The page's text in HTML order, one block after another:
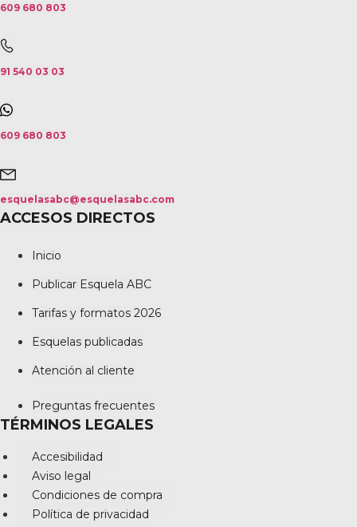
609 680 803
91 540 03 03
609 680 803
esquelasabc@esquelasabc.com
ACCESOS DIRECTOS
Inicio
Publicar Esquela ABC
Tarifas y formatos 2026
Esquelas publicadas
Atención al cliente
Preguntas frecuentes
TÉRMINOS LEGALES
Accesibilidad
Aviso legal
Condiciones de compra
Política de privacidad